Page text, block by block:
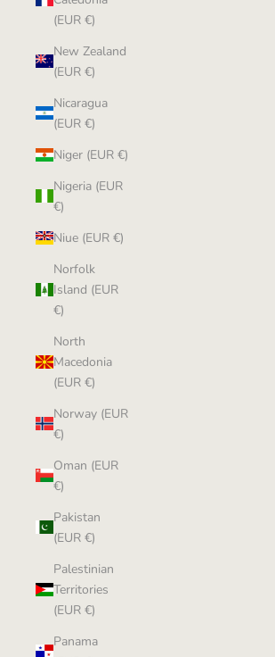
(EUR €)
New Zealand
(EUR €)
Nicaragua
(EUR €)
Niger (EUR €)
Nigeria (EUR
€)
Niue (EUR €)
Norfolk
Island (EUR
€)
North
Macedonia
(EUR €)
Norway (EUR
€)
Oman (EUR
€)
Pakistan
(EUR €)
Palestinian
Territories
(EUR €)
Panama